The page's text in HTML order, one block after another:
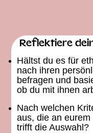
Reflektiere
Hältst du es für
nach ihren
befragen und
ob du mit ihnen
Nach welchen
aus, die an
trifft die Auswahl?